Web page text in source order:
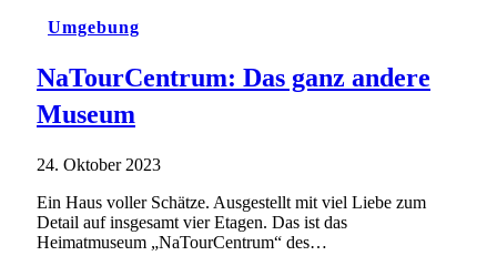
Umgebung
NaTourCentrum: Das ganz andere
Museum
24. Oktober 2023
Ein Haus voller Schätze. Ausgestellt mit viel Liebe zum
Detail auf insgesamt vier Etagen. Das ist das
Heimatmuseum „NaTourCentrum“ des…